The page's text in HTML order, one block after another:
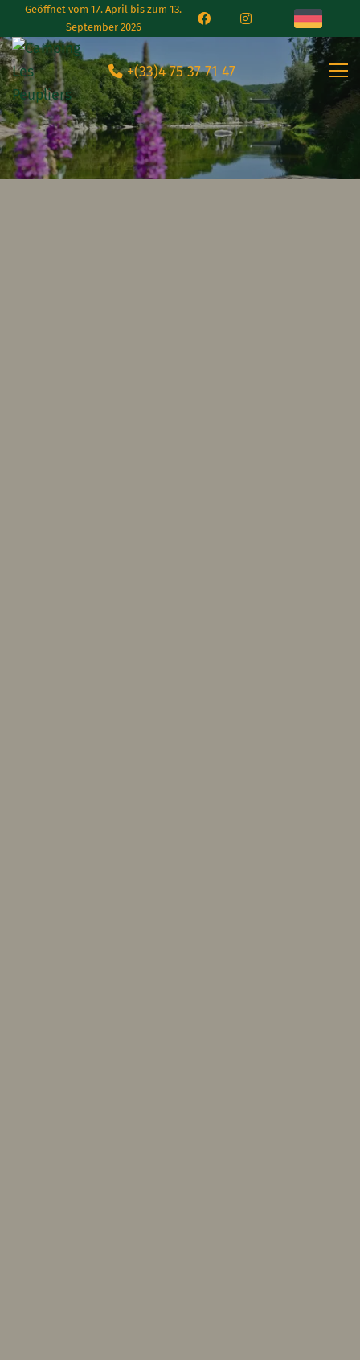
Geöffnet vom 17. April bis zum 13.
September 2026
+(33)4 75 37 71 47